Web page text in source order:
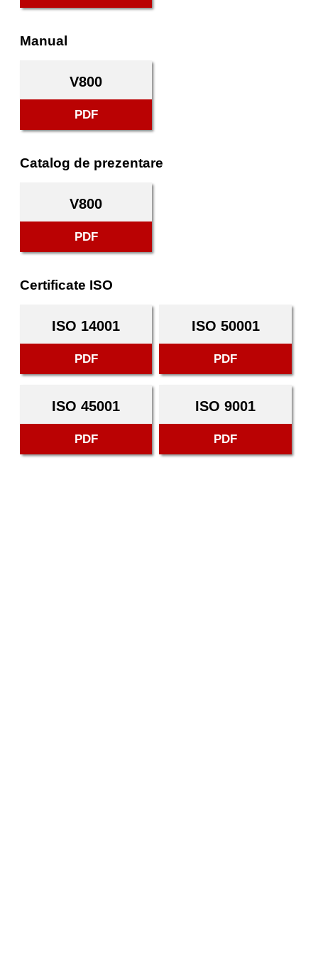
Manual
V800
PDF
Catalog de prezentare
V800
PDF
Certificate ISO
ISO 14001
PDF
ISO 50001
PDF
ISO 45001
PDF
ISO 9001
PDF